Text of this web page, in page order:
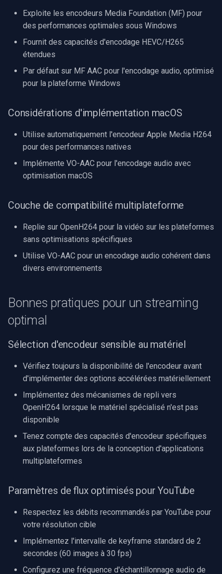
Exploite les encodeurs Media Foundation (MF) pour
des performances optimales sous Windows
Fournit des capacités d'encodage HEVC/H265
étendues
Par défaut sur MF AAC pour l'encodage audio, optimisé
pour la plateforme Windows
Considérations d'implémentation macOS
Utilise automatiquement l'encodeur Apple Media H264
pour des performances natives
Implémente VO-AAC pour l'encodage audio avec
optimisation macOS
Couche de compatibilité multiplateforme
Replie sur OpenH264 pour la vidéo sur les plateformes
sans optimisations spécifiques
Utilise VO-AAC pour un encodage audio cohérent dans
divers environnements
Bonnes pratiques pour un streaming
optimal
Sélection d'encodeur sensible au matériel
Vérifiez toujours la disponibilité de l'encodeur avant
d'implémenter des options accélérées matériellement
Implémentez des mécanismes de repli vers
OpenH264 lorsque le matériel spécialisé n'est pas
disponible
Tenez compte des capacités d'encodeur spécifiques
aux plateformes lors de la conception d'applications
multiplateformes
Paramètres de flux optimisés pour YouTube
Respectez les débits recommandés par YouTube pour
votre résolution cible
Implémentez l'intervalle de keyframe standard de 2
secondes (60 images à 30 fps)
Configurez une fréquence d'échantillonnage audio de